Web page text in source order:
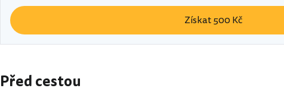
Získat 500 Kč
Před cestou